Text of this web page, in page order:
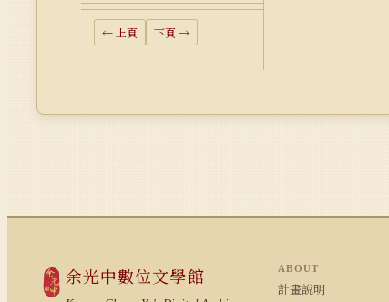
← 上頁 下頁 →
余光中數位文學館 ABOUT
計畫說明